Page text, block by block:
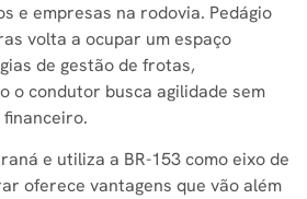
e empresas na rodovia. Pedágio
volta a ocupar um espaço
de gestão de frotas,
o condutor busca agilidade sem
e utiliza a BR-153 como eixo de
oferece vantagens que vão além